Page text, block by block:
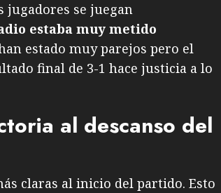
jugadores se juegan
estaba muy metido
estado muy parejos pero el
final de 3-1 hace justicia a lo
al descanso del
claras al inicio del partido. Esto